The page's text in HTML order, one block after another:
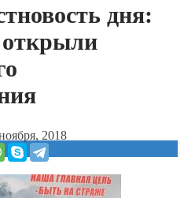
дня:
открыли
2018